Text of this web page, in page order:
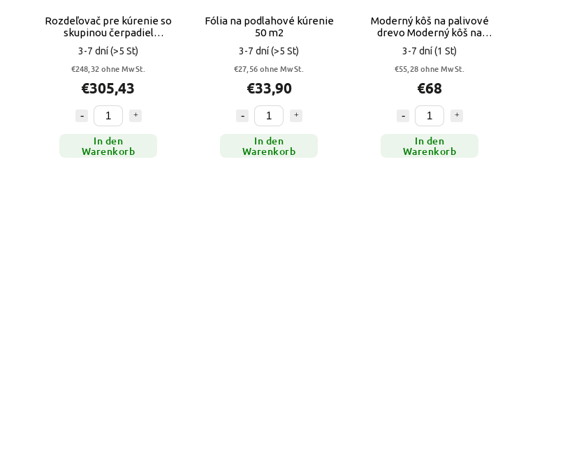
Rozdeľovač pre kúrenie so
skupinou čerpadiel
GRUNDFOS 3
3-7 dní(>5 St)
€248,32 ohne MwSt.
€305,43
In den
Warenkorb
Fólia na podlahové kúrenie
50 m2
3-7 dní(>5 St)
€27,56 ohne MwSt.
€33,90
In den
Warenkorb
Moderný kôš na palivové
drevo Moderný kôš na
palivové drevo ku krbu
3-7 dní(1 St)
€55,28 ohne MwSt.
€68
In den
Warenkorb